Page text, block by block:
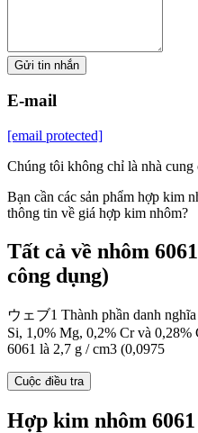
Gửi tin nhắn
E-mail
[email protected]
Chúng tôi không chỉ là nhà
Bạn cần các sản phẩm hợp kim
thông tin về giá hợp kim nhôm?
Tất cả về nhôm
công dụng)
ウェブ1 Thành phần danh
Si, 1,0% Mg, 0,2% Cr và
6061 là 2,7 g / cm3 (0,0975
Cuộc điều tra
Hợp kim nhôm